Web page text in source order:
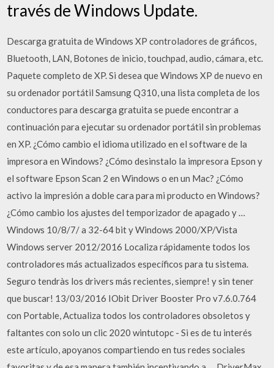
través de Windows Update.
Descarga gratuita de Windows XP controladores de gráficos,
Bluetooth, LAN, Botones de inicio, touchpad, audio, cámara, etc.
Paquete completo de XP. Si desea que Windows XP de nuevo en
su ordenador portátil Samsung Q310, una lista completa de los
conductores para descarga gratuita se puede encontrar a
continuación para ejecutar su ordenador portátil sin problemas
en XP. ¿Cómo cambio el idioma utilizado en el software de la
impresora en Windows? ¿Cómo desinstalo la impresora Epson y
el software Epson Scan 2 en Windows o en un Mac? ¿Cómo
activo la impresión a doble cara para mi producto en Windows?
¿Cómo cambio los ajustes del temporizador de apagado y …
Windows 10/8/7/ a 32-64 bit y Windows 2000/XP/Vista
Windows server 2012/2016 Localiza rápidamente todos los
controladores más actualizados específicos para tu sistema.
Seguro tendràs los drivers más recientes, siempre! y sin tener
que buscar! 13/03/2016 IObit Driver Booster Pro v7.6.0.764
con Portable, Actualiza todos los controladores obsoletos y
faltantes con solo un clic 2020 wintutopc - Si es de tu interés
este artículo, apoyanos compartiendo en tus redes sociales